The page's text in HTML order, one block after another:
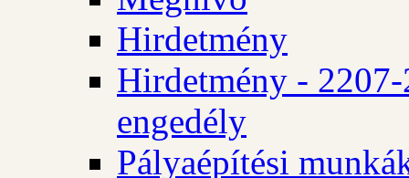
Hirdetmény
Hirdetmény -
engedély
Pályaépítési